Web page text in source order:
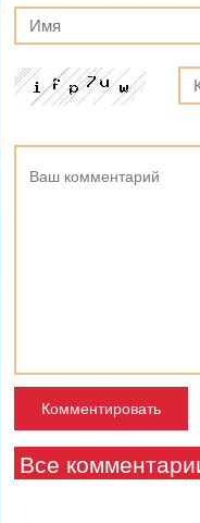
Все